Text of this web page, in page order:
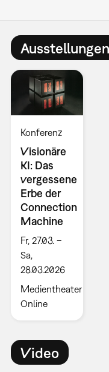
Konferenz
Visionäre
KI: Das
vergessene
Erbe der
Connection
Machine
Fr, 27.03. –
Sa,
28.03.2026
Medientheater
Online
Video